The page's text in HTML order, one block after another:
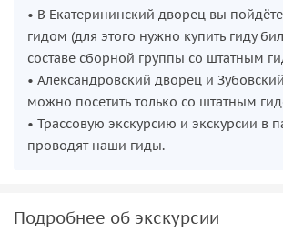
• В Екатерининский дворец вы
гидом (для этого нужно купить гиду
составе сборной группы со штатным
• Александровский дворец и
можно посетить только со штатным
• Трассовую экскурсию и экскурсии в
проводят наши гиды.
Подробнее об экскурсии